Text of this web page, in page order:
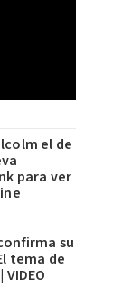
el de
para ver
su
tema de